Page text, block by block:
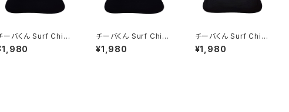
ーバくん Surf Chib
メッシュキャップ（Aホ
イト）
チーバくん Surf Chib
a：メッシュキャップ（Bホ
ワイト）
¥1,980
チーバくん Surf Chib
a：メッシュキャップ（Bブ
ラック）
¥1,980